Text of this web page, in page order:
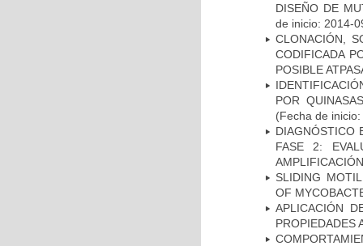
DISEÑO DE
de inicio: 2014-
CLONACIÓN,
CODIFICADA
POSIBLE
POR
(Fecha de
DIAGNÓSTICO
FASE 2:
SLIDING
OF
APLICACIÓN
PROPIEDADES